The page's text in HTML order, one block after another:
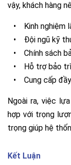
vậy, khách hàng
• Kinh nghiệm
• Đội ngũ kỹ
• Chính sách
• Hỗ trợ bảo
• Cung cấp
Ngoài ra, việc
hợp với trọng
trọng giúp hệ
Kết Luận